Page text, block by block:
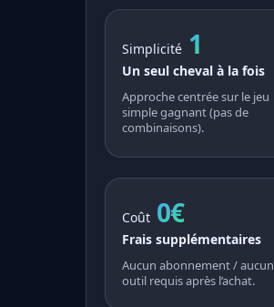
Simplicité 1
Un seul cheval à la fois
Approche centrée sur le jeu
simple gagnant (pas de
combinaisons).
Coût 0€
Frais supplémentaires
Aucun abonnement / aucun
outil requis après l’achat.